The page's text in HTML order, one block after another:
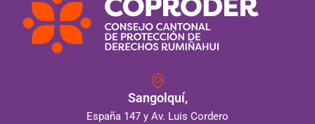
Sangolquí,
España 147 y Av. Luis Cordero